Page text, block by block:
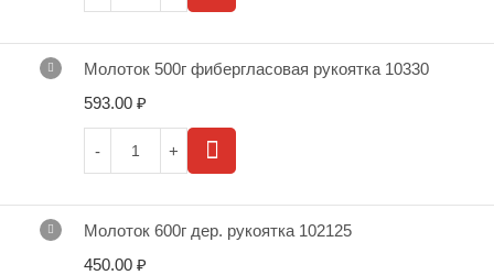
Молоток 500г фибергласовая рукоятка 10330
593.00 ₽
Молоток 600г дер. рукоятка 102125
450.00 ₽